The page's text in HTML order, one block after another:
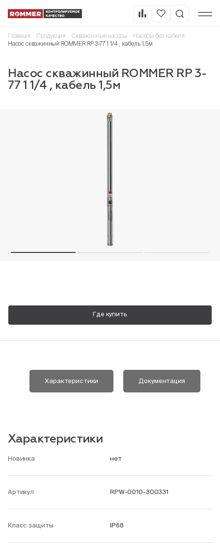
Главная Продукция Скважинные насосы
Насосы без кабеля
Насос скважинный ROMMER RP 3-77 1 1/4 , кабель 1,5м
Насос скважинный ROMMER RP 3-
77 1 1/4 , кабель 1,5м
Где купить
Характеристики Документация
Характеристики
Новинка нет
Артикул RPW-0010-300331
Класс защиты IP68